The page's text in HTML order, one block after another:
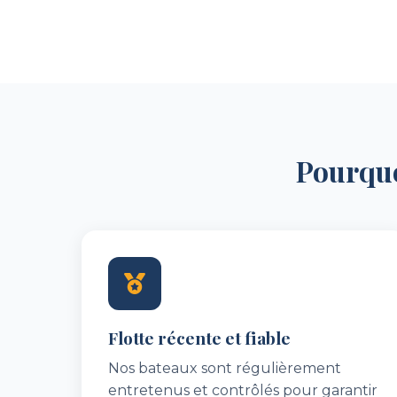
Flotte récente et fiable
Nos bateaux sont régulièrement
entretenus et contrôlés pour garantir